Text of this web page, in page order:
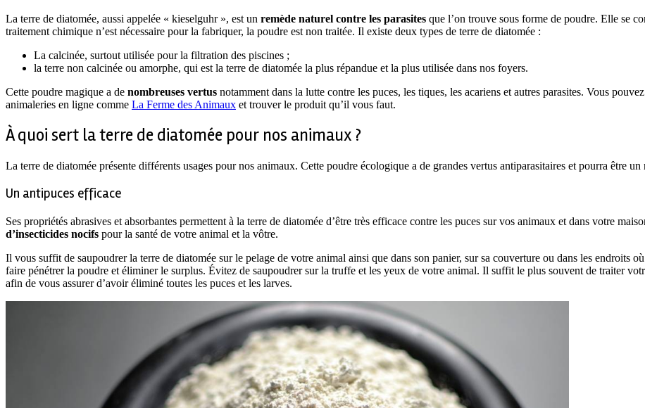
La terre de diatomée, aussi appelée « kieselguhr », est un remède naturel contre les parasites que l’on trouve sous forme de poudre. Elle se
traitement chimique n’est nécessaire pour la fabriquer, la poudre est non traitée. Il existe deux types de terre de diatomée :
La calcinée, surtout utilisée pour la filtration des piscines ;
la terre non calcinée ou amorphe, qui est la terre de diatomée la plus répandue et la plus utilisée dans nos foyers.
Cette poudre magique a de nombreuses vertus notamment dans la lutte contre les puces, les tiques, les acariens et autres parasites. Vous
animaleries en ligne comme La Ferme des Animaux et trouver le produit qu’il vous faut.
À quoi sert la terre de diatomée pour nos animaux ?
La terre de diatomée présente différents usages pour nos animaux. Cette poudre écologique a de grandes vertus antiparasitaires et pourra être
Un antipuces efficace
Ses propriétés abrasives et absorbantes permettent à la terre de diatomée d’être très efficace contre les puces sur vos animaux et dans votre
d’insecticides nocifs pour la santé de votre animal et la vôtre.
Il vous suffit de saupoudrer la terre de diatomée sur le pelage de votre animal ainsi que dans son panier, sur sa couverture ou dans les endroits
faire pénétrer la poudre et éliminer le surplus. Évitez de saupoudrer sur la truffe et les yeux de votre animal. Il suffit le plus souvent de traiter
afin de vous assurer d’avoir éliminé toutes les puces et les larves.